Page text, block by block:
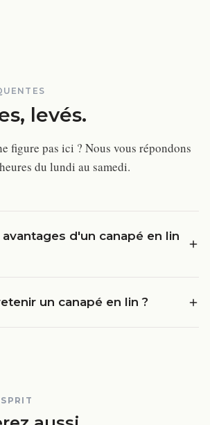
levés.
figure pas ici ? Nous vous répondons
du lundi au samedi.
d'un canapé en lin
un canapé en lin ?